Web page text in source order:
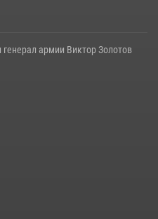
армии Виктор Золотов